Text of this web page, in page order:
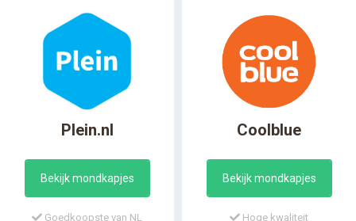
Plein.nl
Bekijk mondkapjes
Goedkoopste van NL
Coolblue
Bekijk mondkapjes
Hoge kwaliteit